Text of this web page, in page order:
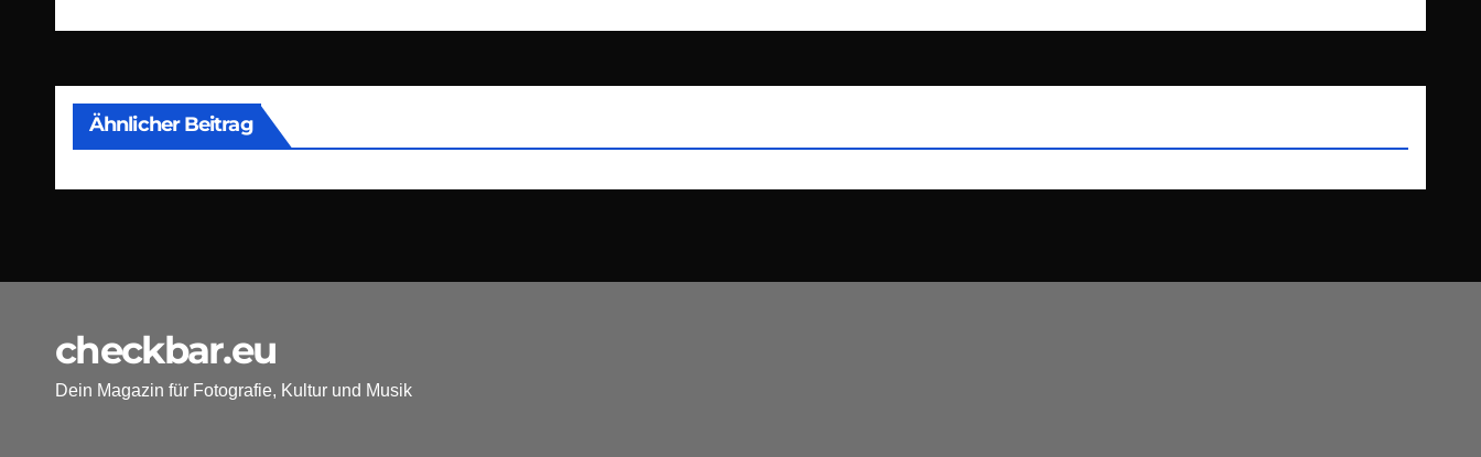
Ähnlicher Beitrag
checkbar.eu
Dein Magazin für Fotografie, Kultur und Musik